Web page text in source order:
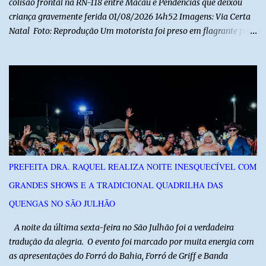
colisão frontal na RN-118 entre Macau e Pendências que deixou
criança gravemente ferida 01/08/2026 14h52 Imagens: Via Certa
Natal Foto: Reprodução Um motorista foi preso em flagrante por
Um dos condutores apresentava sinais de embriaguez, foi levado
ao Hospital Regional Tarcísio Maia, em Mossoró, e autuado em
flagrante. O exame pericial para confirmar a presença de álcool no
organismo está em andamento. No outro veículo estavam
motorista e uma mulher sofreram ferimentos leves. A criança, que
estava no carro com o grupo, ficou gravemente ferida, precisou ser
entubada e foi transferida de helicóptero...
PREFEITA DRA. RAQUEL REALIZA NOITE INESQUECÍVEL COM
GRANDES SHOWS E A TRADICIONAL QUADRILHA DAS
QUENGAS NO SÃO JULHÃO
​ A noite da última sexta-feira no São Julhão foi a verdadeira
tradução da alegria. O evento foi marcado por muita energia com
as apresentações do Forró do Bahia, Forró de Griff e Banda